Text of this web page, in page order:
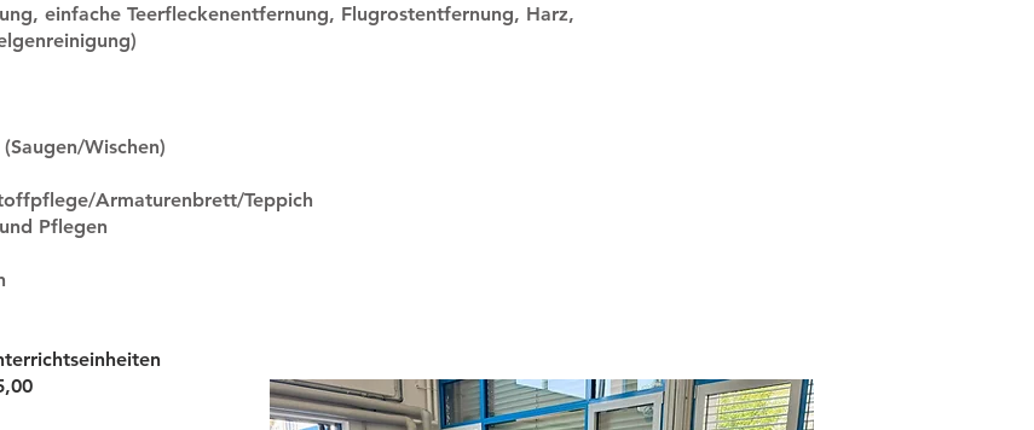
einfache Teerfleckenentfernung, Flugrostentfernung, Harz,
Wischen)
Armaturenbrett/Teppich
Pflegen